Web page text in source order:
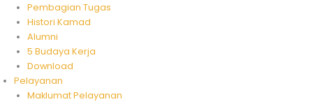
Pembagian Tugas
Histori Kamad
Alumni
5 Budaya Kerja
Download
Pelayanan
Maklumat Pelayanan